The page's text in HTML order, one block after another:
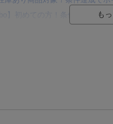
】初めての方！条件達成で楽